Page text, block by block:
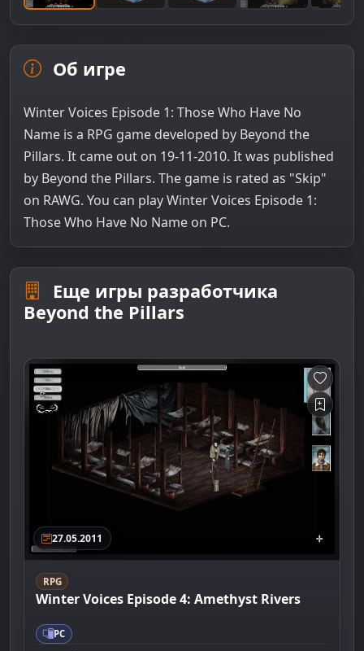
Об игре
Winter Voices Episode 1: Those Who Have No
Name is a RPG game developed by Beyond the
Pillars. It came out on 19-11-2010. It was published
by Beyond the Pillars. The game is rated as "Skip"
on RAWG. You can play Winter Voices Episode 1:
Those Who Have No Name on PC.
Еще игры разработчика
Beyond the Pillars
27.05.2011
RPG
Winter Voices Episode 4: Amethyst Rivers
PC